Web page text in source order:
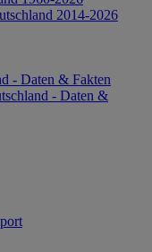
2014-2026
- Daten & Fakten
- Daten &